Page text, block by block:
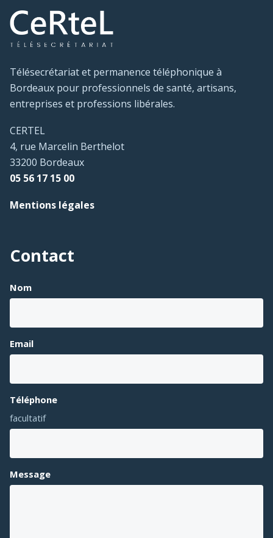
Télésecrétariat et permanence téléphonique à
Bordeaux pour professionnels de santé, artisans,
entreprises et professions libérales.
CERTEL
4, rue Marcelin Berthelot
33200 Bordeaux
05 56 17 15 00
Mentions légales
Contact
Nom
Email
Téléphone
facultatif
Message